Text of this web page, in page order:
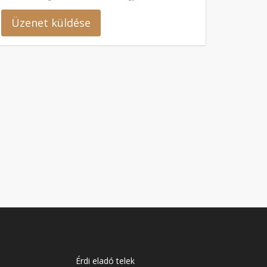
Üzenet küldése
Érdi eladó telek